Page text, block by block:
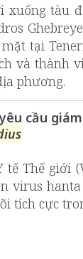
xuống tàu
tại
và thành
phương.
cầu
tế Thế giới
virus
tích cực